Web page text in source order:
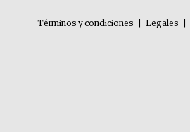
Términos y condiciones Legales